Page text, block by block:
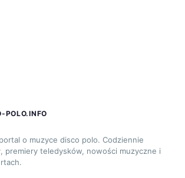
POLO.INFO
o muzyce disco polo. Codziennie
premiery teledysków, nowości muzyczne i